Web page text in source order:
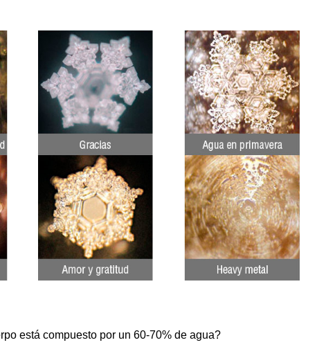
está compuesto por un 60-70% de agua?